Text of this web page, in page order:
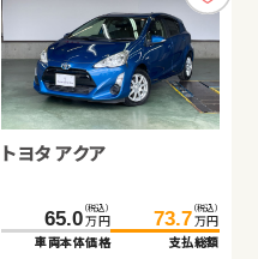
トヨタ アクア
65.0 （税込）
万円
車両本体価格
73.7 （税込）
万円
支払総額
スズキ アルト ＨＢ
48.6（税込）
万円
諸費用：9.1 万円（税込）
あり
スズキ スイフト
234.8（税込）
万円
諸費用：13.2万円（税込）
あり